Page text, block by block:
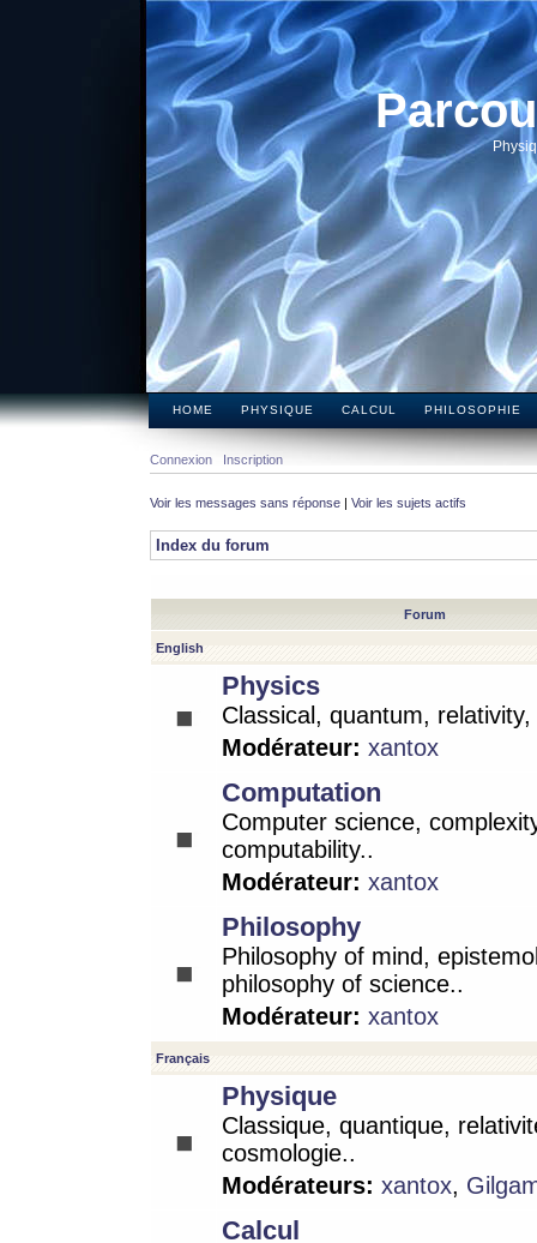
HOME PHYSIQUE CALCUL PHILOSOPHIE
Connexion Inscription
Voir les messages sans réponse | Voir les sujets actifs
Index du forum
Forum
English
Physics
Classical, quantum,
Modérateur: xantox
Computation
Computer science,
computability..
Modérateur: xantox
Philosophy
Philosophy of mind,
philosophy of science..
Modérateur: xantox
Français
Physique
Classique, quantique,
cosmologie..
Modérateurs: xantox,
Calcul